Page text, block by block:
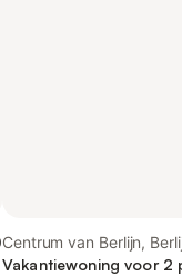
Centrum van Berlijn,
Vakantiewoning voor 2